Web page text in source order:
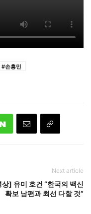
#손흥민
Next article
] 유미 호건 “한국의 백신
확보 남편과 최선 다할 것”